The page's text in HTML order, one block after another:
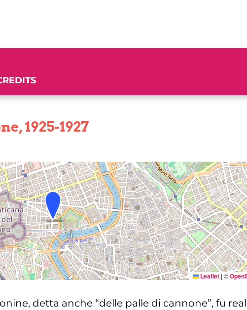
1925-1927
Leaflet | ©
detta anche “delle palle di cannone”, fu